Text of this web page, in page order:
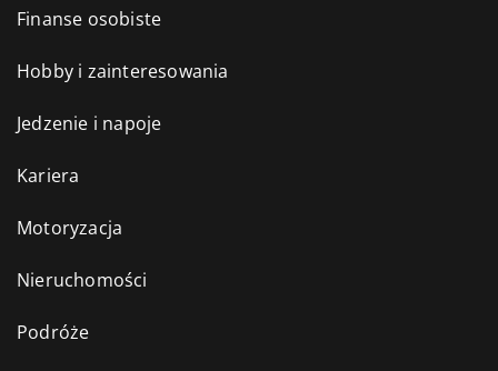
Finanse osobiste
Hobby i zainteresowania
Jedzenie i napoje
Kariera
Motoryzacja
Nieruchomości
Podróże